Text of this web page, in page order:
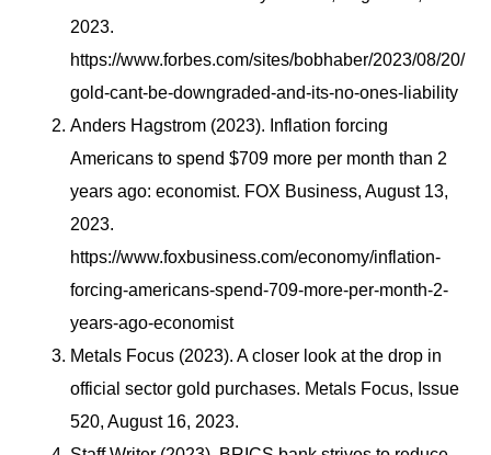
2023.
https://www.forbes.com/sites/bobhaber/2023/08/20/
gold-cant-be-downgraded-and-its-no-ones-liability
Anders Hagstrom (2023). Inflation forcing
Americans to spend $709 more per month than 2
years ago: economist. FOX Business, August 13,
2023.
https://www.foxbusiness.com/economy/inflation-
forcing-americans-spend-709-more-per-month-2-
years-ago-economist
Metals Focus (2023). A closer look at the drop in
official sector gold purchases. Metals Focus, Issue
520, August 16, 2023.